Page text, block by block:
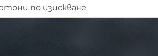
по изискване